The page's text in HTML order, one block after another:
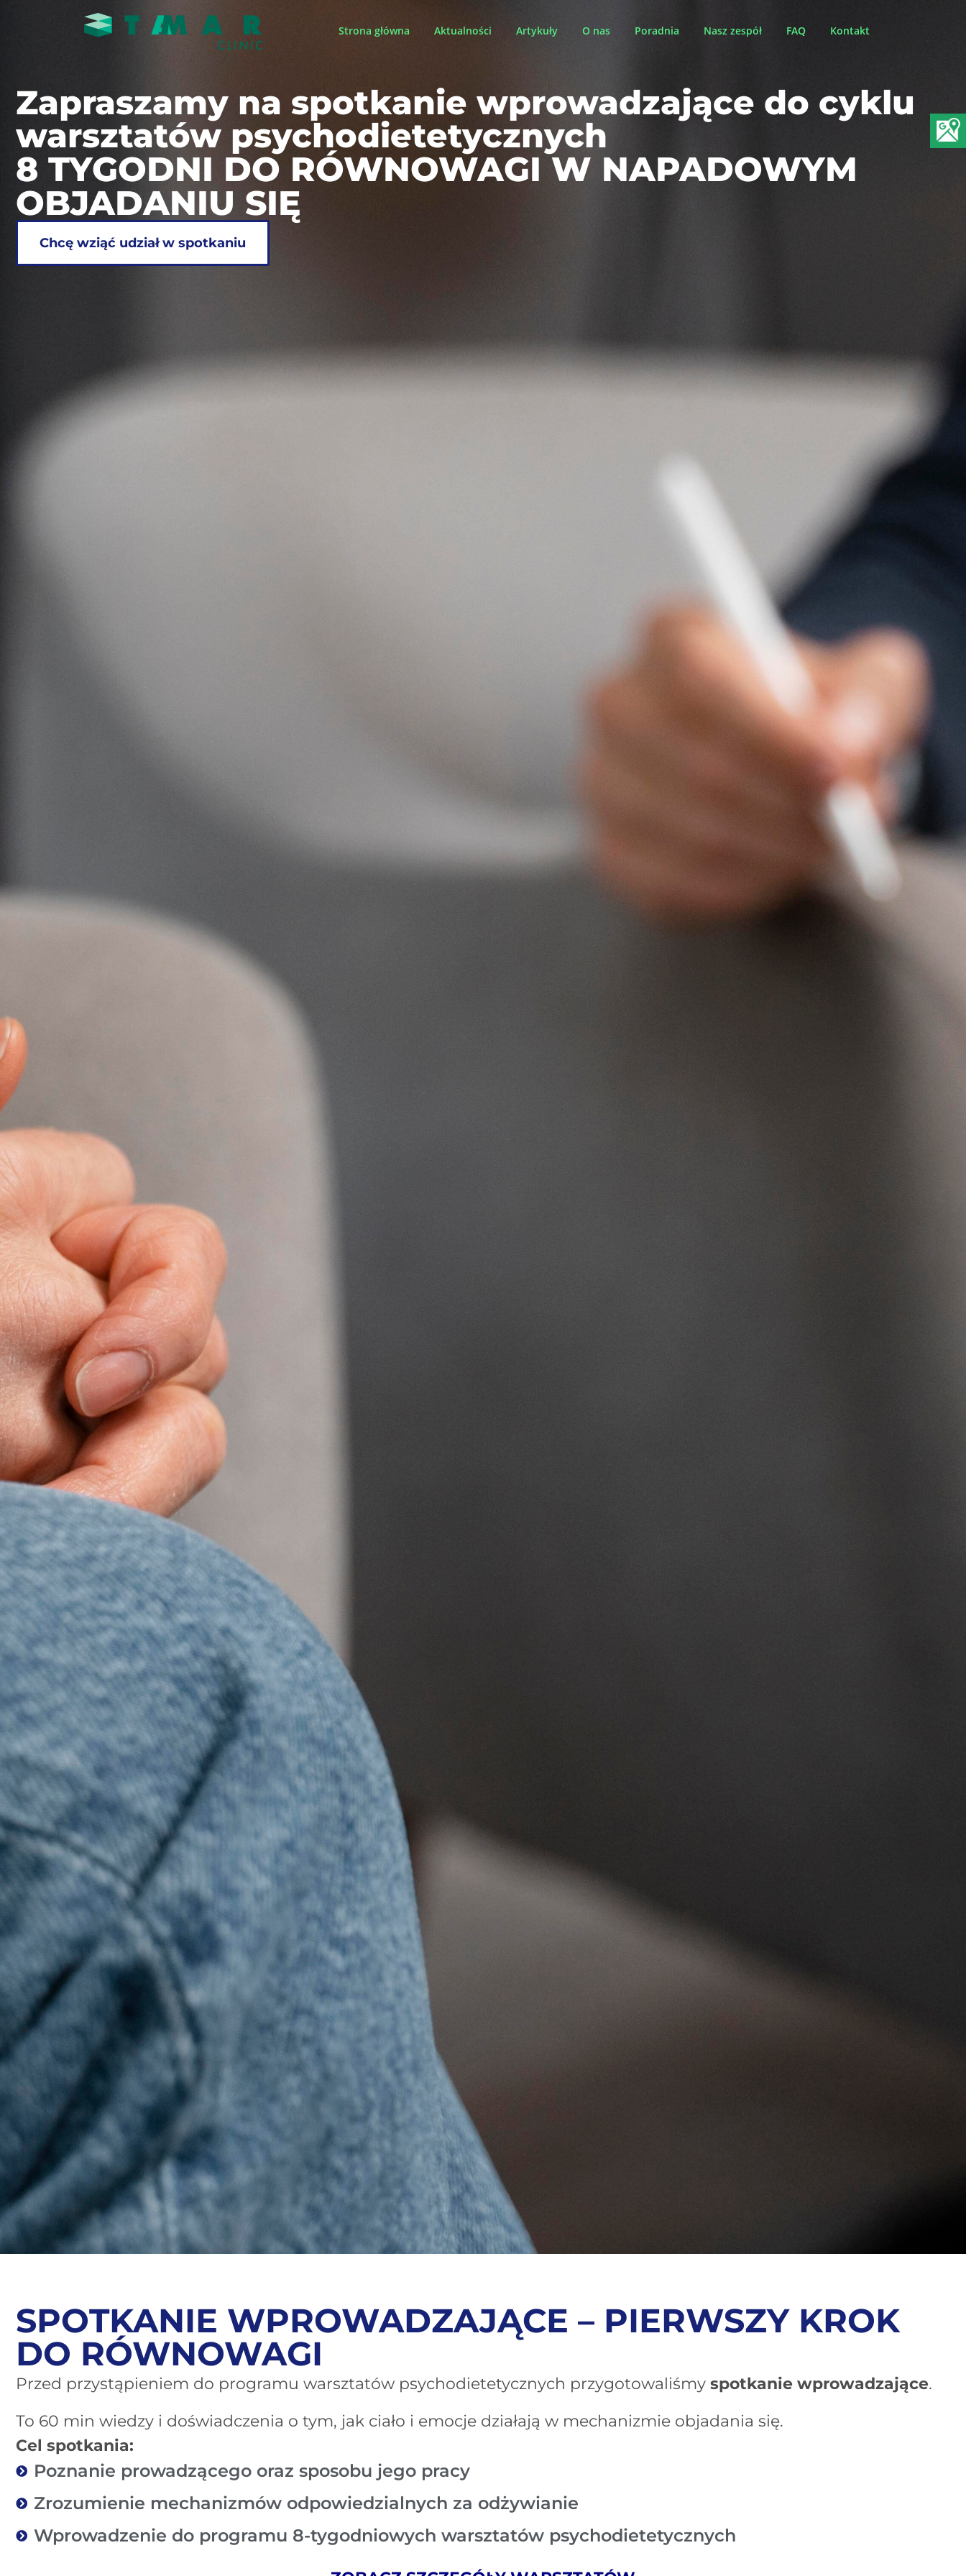
Strona główna Aktualności Artykuły O nas Poradnia Nasz zespół FAQ Kontakt
Zapraszamy na spotkanie wprowadzające do cyklu
warsztatów psychodietetycznych
8 TYGODNI DO RÓWNOWAGI W NAPADOWYM
OBJADANIU SIĘ
Chcę wziąć udział w spotkaniu
SPOTKANIE WPROWADZAJĄCE – PIERWSZY KROK
DO RÓWNOWAGI
Przed przystąpieniem do programu warsztatów psychodietetycznych przygotowaliśmy spotkanie wprowadzające.
To 60 min wiedzy i doświadczenia o tym, jak ciało i emocje działają w mechanizmie objadania się.
Cel spotkania:
Poznanie prowadzącego oraz sposobu jego pracy
Zrozumienie mechanizmów odpowiedzialnych za odżywianie
Wprowadzenie do programu 8-tygodniowych warsztatów psychodietetycznych